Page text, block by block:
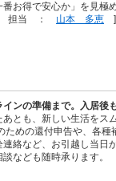
番お得で安心か」を見極
[ 担当 ： 山本 多恵 ]
ンの準備まで。入居後
とも、新しい生活をス
ための還付申告や、各
絡など、お引越し当日
談なども随時承りま